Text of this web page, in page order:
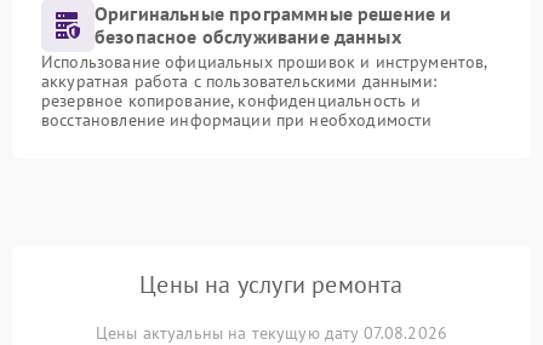
Оригинальные программные решение и
безопасное обслуживание данных
Использование официальных прошивок и инструментов,
аккуратная работа с пользовательскими данными:
резервное копирование, конфиденциальность и
восстановление информации при необходимости
Цены на услуги ремонта
Цены актуальны на текущую дату 07.08.2026